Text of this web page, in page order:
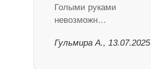
Голыми руками
невозможн…
Гульмира А., 13.07.2025